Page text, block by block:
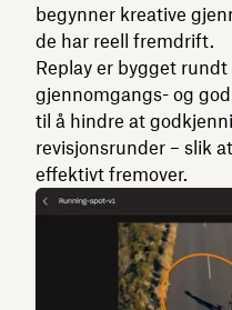
begynner kreative
de har reell fremdrift.
Replay er bygget
gjennomgangs- og
til å hindre at
revisjonsrunder – slik
effektivt fremover.